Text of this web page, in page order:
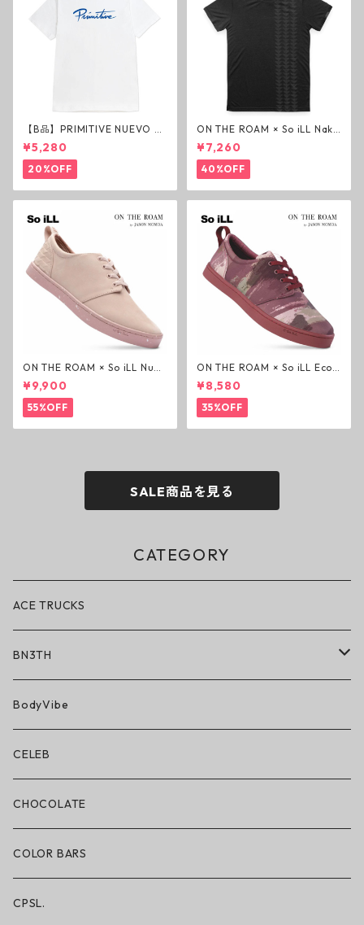
【B品】PRIMITIVE NUEVO SC
RIPT HW TEE WHITE ヘビー
ウェイトTシャツ ホワイト プ
リミティブ
¥5,280
20%OFF
ON THE ROAM × So iLL Nako
a Tee Tシャツ ウルフブラック
オンザローム ジェイソンモモ
ア OTR ビンテージ加工
¥7,260
40%OFF
ON THE ROAM × So iLL Nubu
ck Wino ライフスタイルシュ
ーズ ダーティーピンク オンザ
ローム ジェイソンモモア OTR
スニーカー
¥9,900
55%OFF
ON THE ROAM × So iLL Eco
Camo Wino ライフスタイル
シューズ カモ オンザローム ジ
ェイソンモモア OTR スニーカ
ー
¥8,580
35%OFF
SALE商品を見る
CATEGORY
ACE TRUCKS
BN3TH
BN3TH × ON THE ROAM
ボクサーブリーフ/ショート丈
ボクサーブリーフ/ロング丈
ショートパンツ/2 IN 1
レギンス/フルレングス10分丈
BodyVibe
CELEB
CHOCOLATE
COLOR BARS
CPSL.